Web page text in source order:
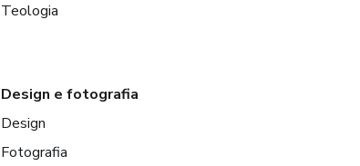
Teologia
Design e fotografia
Design
Fotografia